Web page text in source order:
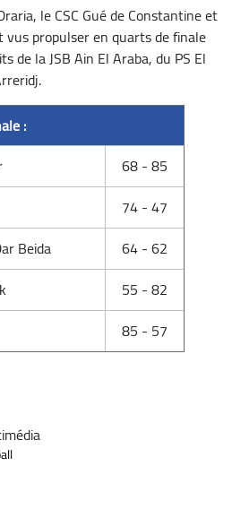
le CSC Gué de Constantine et
vus propulser en quarts de finale
de la JSB Ain El Araba, du PS El
:
68 - 85
74 - 47
Beida
64 - 62
55 - 82
85 - 57